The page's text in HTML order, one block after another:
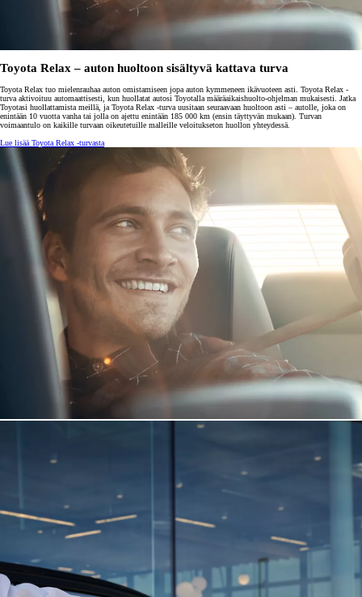
Toyota Relax – auton huoltoon sisältyvä kattava turva
Toyota Relax tuo mielenrauhaa auton omistamiseen jopa auton kymmeneen ikävuoteen asti. Toyota Relax -
turva aktivoituu automaattisesti, kun huollatat autosi Toyotalla määräaikaishuolto-ohjelman mukaisesti. Jatka
Toyotasi huollattamista meillä, ja Toyota Relax -turva uusitaan seuraavaan huoltoon asti – autolle, joka on
enintään 10 vuotta vanha tai jolla on ajettu enintään 185 000 km (ensin täyttyvän mukaan). Turvan
voimaantulo on kaikille turvaan oikeutetuille malleille veloitukseton huollon yhteydessä.
Lue lisää Toyota Relax -turvasta